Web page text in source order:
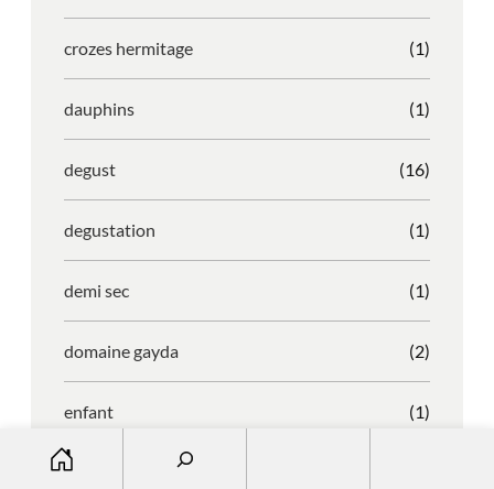
crozes hermitage (1)
dauphins (1)
degust (16)
degustation (1)
demi sec (1)
domaine gayda (2)
enfant (1)
entreprise